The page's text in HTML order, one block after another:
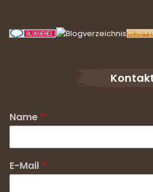
Name *
E-Mail *